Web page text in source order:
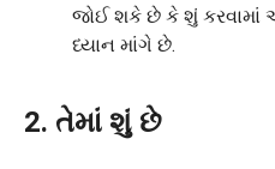
જોઈ શકે છે કે શું કરવામાં
ધ્યાન માંગે છે.
2. તેમાં શું છે